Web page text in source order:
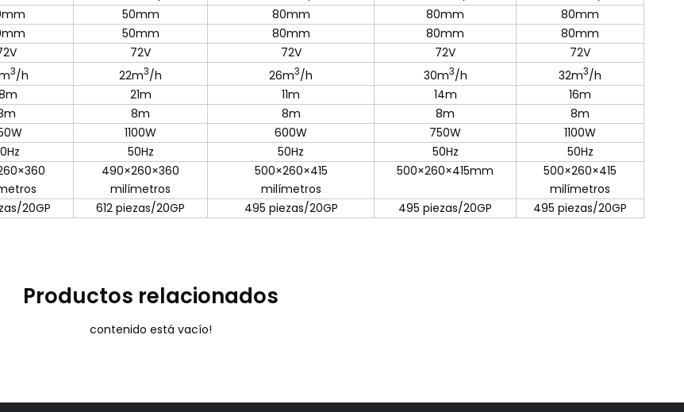
50mm 80mm 80mm
80mm
50mm 80mm 80mm
80mm
72V 72V 72V
72V
3/h 22m3/h 26m3/h 30m3/h 32m3/h
21m 11m 14m
16m
8m 8m 8m
8m
1100W 600W 750W
1100W
50Hz 50Hz 50Hz
50Hz
490×260×360
milímetros
500×260×415
milímetros
500×260×415mm
500×260×415
milímetros
20GP 612 piezas/20GP 495 piezas/20GP 495 piezas/20GP 495 piezas/20GP
Productos relacionados
contenido está vacío!